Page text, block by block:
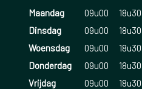
Maandag 09u00
18u30
Dinsdag
09u00
18u30
Woensdag
09u00
18u30
Donderdag
09u00
18u30
Vrijdag
09u00
18u30